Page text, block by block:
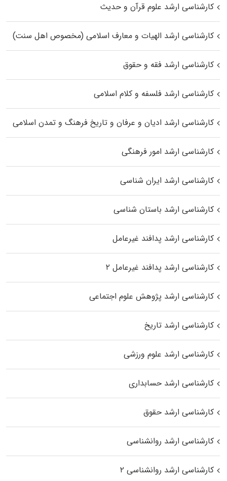
کارشناسی ارشد علوم قرآن و حدیث
کارشناسی ارشد الهیات و معارف اسلامی (مخصوص اهل سنت)
کارشناسی ارشد فقه و حقوق
کارشناسی ارشد فلسفه و کلام اسلامی
کارشناسی ارشد ادیان و عرفان و تاریخ فرهنگ و تمدن اسلامی
کارشناسی ارشد امور فرهنگی
کارشناسی ارشد ایران شناسی
کارشناسی ارشد باستان شناسی
کارشناسی ارشد پدافند غیرعامل
کارشناسی ارشد پدافند غیرعامل ۲
کارشناسی ارشد پژوهش علوم اجتماعی
کارشناسی ارشد تاریخ
کارشناسی ارشد علوم ورزشی
کارشناسی ارشد حسابداری
کارشناسی ارشد حقوق
کارشناسی ارشد روانشناسی
کارشناسی ارشد روانشناسی ۲